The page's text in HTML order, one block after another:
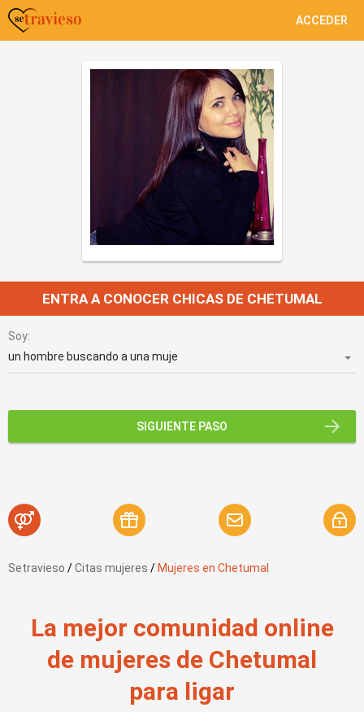
ACCEDER
ENTRA A CONOCER CHICAS DE CHETUMAL
Soy:
SIGUIENTE PASO
Setravieso /Citas mujeres / Mujeres en Chetumal
La mejor comunidad online
de mujeres de Chetumal
para ligar